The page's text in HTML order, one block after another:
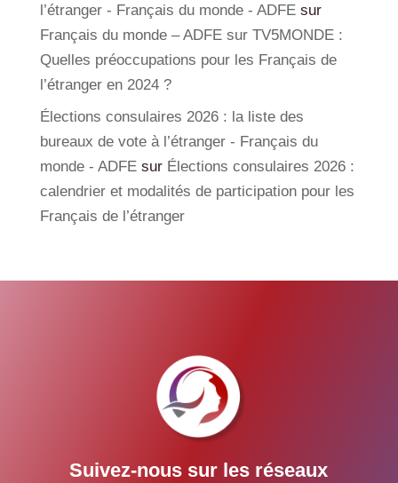
l’étranger - Français du monde - ADFEsur
Français du monde – ADFE sur TV5MONDE :
Quelles préoccupations pour les Français de
l’étranger en 2024 ?
Élections consulaires 2026 : la liste des
bureaux de vote à l’étranger - Français du
monde - ADFEsur Élections consulaires 2026 :
calendrier et modalités de participation pour les
Français de l’étranger
Suivez-nous sur les réseaux